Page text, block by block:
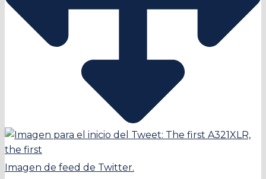
Imagen de feed de Twitter.